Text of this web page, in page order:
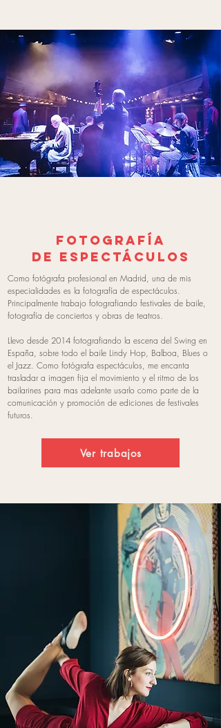
Fotografía
de espectáculos
Como fotógrafa profesional en Madrid, una de mis
especialidades es la fotografía de espectáculos.
Principalmente trabajo fotografiando festivales de baile,
fotografía de conciertos y obras de teatros.
Llevo desde 2014 fotografiando la escena del Swing en
España, sobre todo el baile Lindy Hop, Balboa, Blues o
el Jazz. Como fotógrafa espectáculos, me encanta
trasladar a imagen fija el movimiento y el ritmo de los
bailarines para mas adelante usarlo como parte de la
comunicación y promoción de ediciones de festivales
futuros.
Ver trabajos